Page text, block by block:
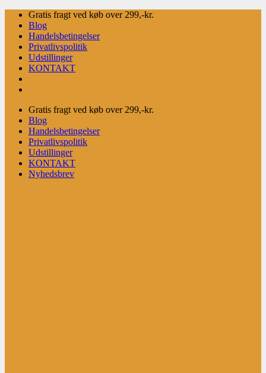
Fortsæt
indhold
Gratis fragt ved køb over 299,-kr.
Blog
Handelsbetingelser
Privatlivspolitik
Udstillinger
KONTAKT
Gratis fragt ved køb over 299,-kr.
Blog
Handelsbetingelser
Privatlivspolitik
Udstillinger
KONTAKT
Nyhedsbrev